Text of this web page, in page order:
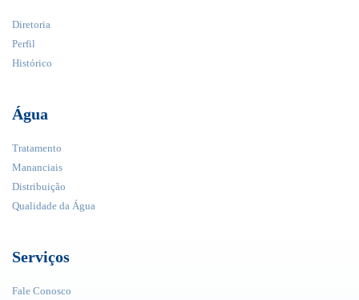
Diretoria
Perfil
Histórico
Água
Tratamento
Mananciais
Distribuição
Qualidade da Água
Serviços
Fale Conosco